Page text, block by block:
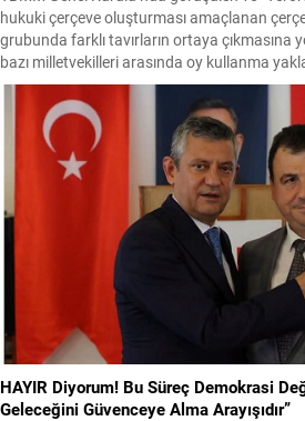
hukuki çerçeve oluşturması amaçlanan
grubunda farklı tavırların ortaya çıkmasına
bazı milletvekilleri arasında oy kullanma
ayrılıklar gözlemleniyor. Yeni Parti Genel
konuşmasında kendisinin ve parti
HAYIR Diyorum! Bu Süreç Demokrasi
Geleceğini Güvenceye Alma Arayışıdır”